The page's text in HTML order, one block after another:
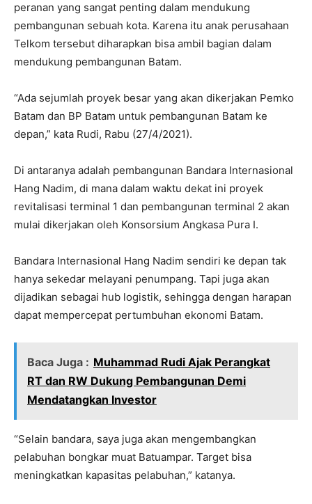
peranan yang sangat penting dalam mendukung
pembangunan sebuah kota. Karena itu anak perusahaan
Telkom tersebut diharapkan bisa ambil bagian dalam
mendukung pembangunan Batam.
“Ada sejumlah proyek besar yang akan dikerjakan Pemko
Batam dan BP Batam untuk pembangunan Batam ke
depan,” kata Rudi, Rabu (27/4/2021).
Di antaranya adalah pembangunan Bandara Internasional
Hang Nadim, di mana dalam waktu dekat ini proyek
revitalisasi terminal 1 dan pembangunan terminal 2 akan
mulai dikerjakan oleh Konsorsium Angkasa Pura I.
Bandara Internasional Hang Nadim sendiri ke depan tak
hanya sekedar melayani penumpang. Tapi juga akan
dijadikan sebagai hub logistik, sehingga dengan harapan
dapat mempercepat pertumbuhan ekonomi Batam.
Baca Juga : Muhammad Rudi Ajak Perangkat
RT dan RW Dukung Pembangunan Demi
Mendatangkan Investor
“Selain bandara, saya juga akan mengembangkan
pelabuhan bongkar muat Batuampar. Target bisa
meningkatkan kapasitas pelabuhan,” katanya.